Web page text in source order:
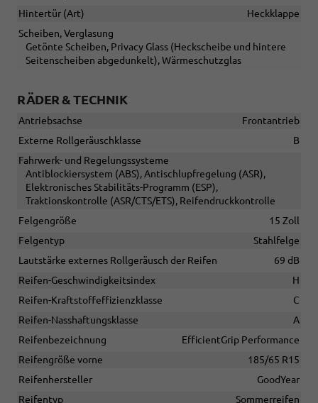
Hintertür (Art)
Heckklappe
Scheiben, Verglasung
Getönte Scheiben, Privacy Glass (Heckscheibe und hintere
Seitenscheiben abgedunkelt), Wärmeschutzglas
RÄDER & TECHNIK
Antriebsachse
Frontantrieb
Externe Rollgeräuschklasse
B
Fahrwerk- und Regelungssysteme
Antiblockiersystem (ABS), Antischlupfregelung (ASR),
Elektronisches Stabilitäts-Programm (ESP),
Traktionskontrolle (ASR/CTS/ETS), Reifendruckkontrolle
Felgengröße
15 Zoll
Felgentyp
Stahlfelge
Lautstärke externes Rollgeräusch der Reifen
69 dB
Reifen-Geschwindigkeitsindex
H
Reifen-Kraftstoffeffizienzklasse
C
Reifen-Nasshaftungsklasse
A
Reifenbezeichnung
EfficientGrip Performance
Reifengröße vorne
185/65 R15
Reifenhersteller
GoodYear
Reifentyp
Sommerreifen